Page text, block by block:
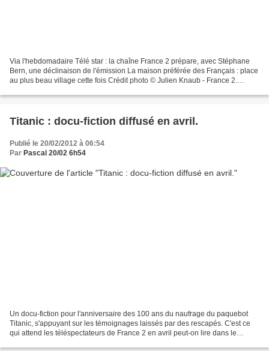
Via l'hebdomadaire Télé star : la chaîne France 2 prépare, avec Stéphane
Bern, une déclinaison de l'émission La maison préférée des Français : place
au plus beau village cette fois Crédit photo © Julien Knaub - France 2.
Titanic : docu-fiction diffusé en avril.
Publié le 20/02/2012 à 06:54
Par Pascal 20/02 6h54
Un docu-fiction pour l'anniversaire des 100 ans du naufrage du paquebot
Titanic, s'appuyant sur les témoignages laissés par des rescapés. C'est ce
qui attend les téléspectateurs de France 2 en avril peut-on lire dans le